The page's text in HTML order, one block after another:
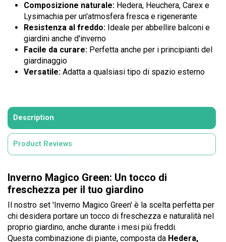
Composizione naturale: Hedera, Heuchera, Carex e
Lysimachia per un'atmosfera fresca e rigenerante
Resistenza al freddo: Ideale per abbellire balconi e
giardini anche d'inverno
Facile da curare: Perfetta anche per i principianti del
giardinaggio
Versatile: Adatta a qualsiasi tipo di spazio esterno
Description
Product Reviews
Inverno Magico Green: Un tocco di
freschezza per il tuo giardino
Il nostro set 'Inverno Magico Green' è la scelta perfetta per
chi desidera portare un tocco di freschezza e naturalità nel
proprio giardino, anche durante i mesi più freddi.
Questa combinazione di piante, composta da Hedera,